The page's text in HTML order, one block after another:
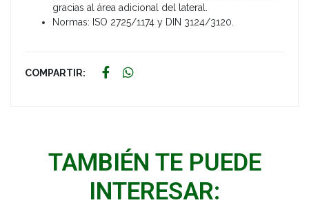
gracias al área adicional del lateral.
Normas: ISO 2725/1174 y DIN 3124/3120.
COMPARTIR:
TAMBIÉN TE PUEDE
INTERESAR: